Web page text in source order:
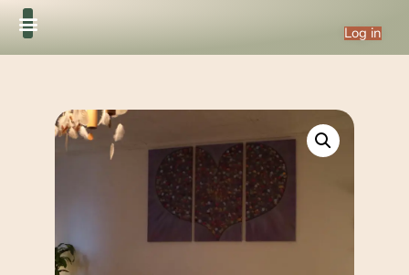
Log in